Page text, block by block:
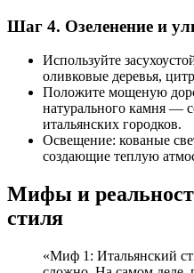
Шаг 4. Озеленение и
Используйте
оливковые деревья,
Положите мощеную
натурального камня —
итальянских городков.
Освещение: кованые
создающие теплую
Мифы и
стиля
«Миф 1: Итальянский